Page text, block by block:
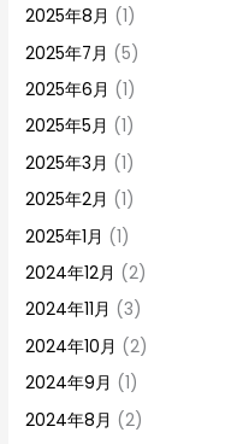
2025年8月 (1)
2025年7月 (5)
2025年6月 (1)
2025年5月 (1)
2025年3月 (1)
2025年2月 (1)
2025年1月 (1)
2024年12月 (2)
2024年11月 (3)
2024年10月 (2)
2024年9月 (1)
2024年8月 (2)